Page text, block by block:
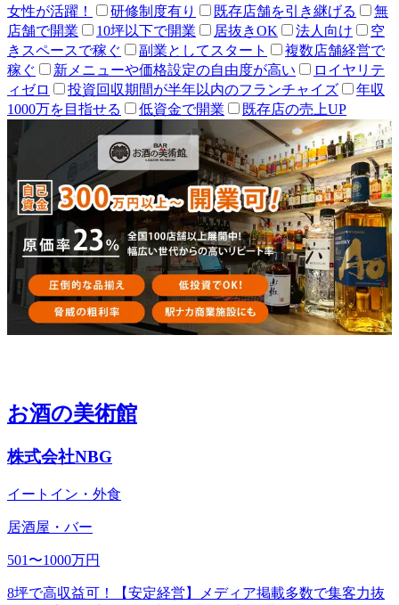
女性が活躍！
研修制度有り 既存店舗を引き継げる
無
店舗で開業
10坪以下で開業 居抜きOK 法人向け
空
きスペースで稼ぐ
副業としてスタート
複数店舗経営で
稼ぐ
新メニューや価格設定の自由度が高い
ロイヤリテ
ィゼロ
投資回収期間が半年以内のフランチャイズ
年収
1000万を目指せる
低資金で開業 既存店の売上UP
お酒の美術館
株式会社NBG
イートイン・外食
居酒屋・バー
501〜1000万円
8坪で高収益可！【安定経営】メディア掲載多数で集客力抜